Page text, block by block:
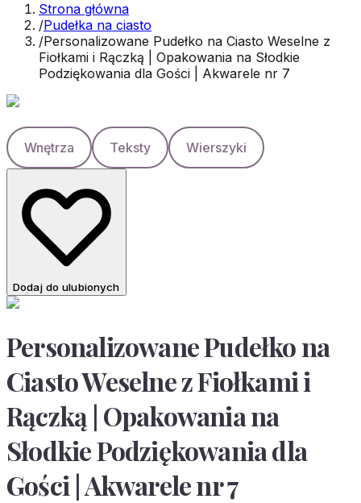
Strona główna
/Pudełka na ciasto
/Personalizowane Pudełko na Ciasto Weselne z
Fiołkami i Rączką | Opakowania na Słodkie
Podziękowania dla Gości | Akwarele nr 7
Wnętrza Teksty Wierszyki
Dodaj do ulubionych
Personalizowane Pudełko na
Ciasto Weselne z Fiołkami i
Rączką | Opakowania na
Słodkie Podziękowania dla
Gości | Akwarele nr 7